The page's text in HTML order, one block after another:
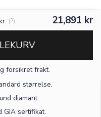
(?) 21,891 kr
forsikret frakt.
størrelse.
diamant
GIA sertifikat.